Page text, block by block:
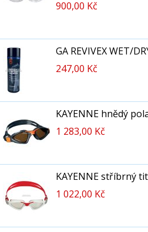
900,00 Kč
GA REVIVEX WET/
247,00 Kč
KAYENNE hnědý
1 283,00 Kč
KAYENNE stříbrný
1 022,00 Kč